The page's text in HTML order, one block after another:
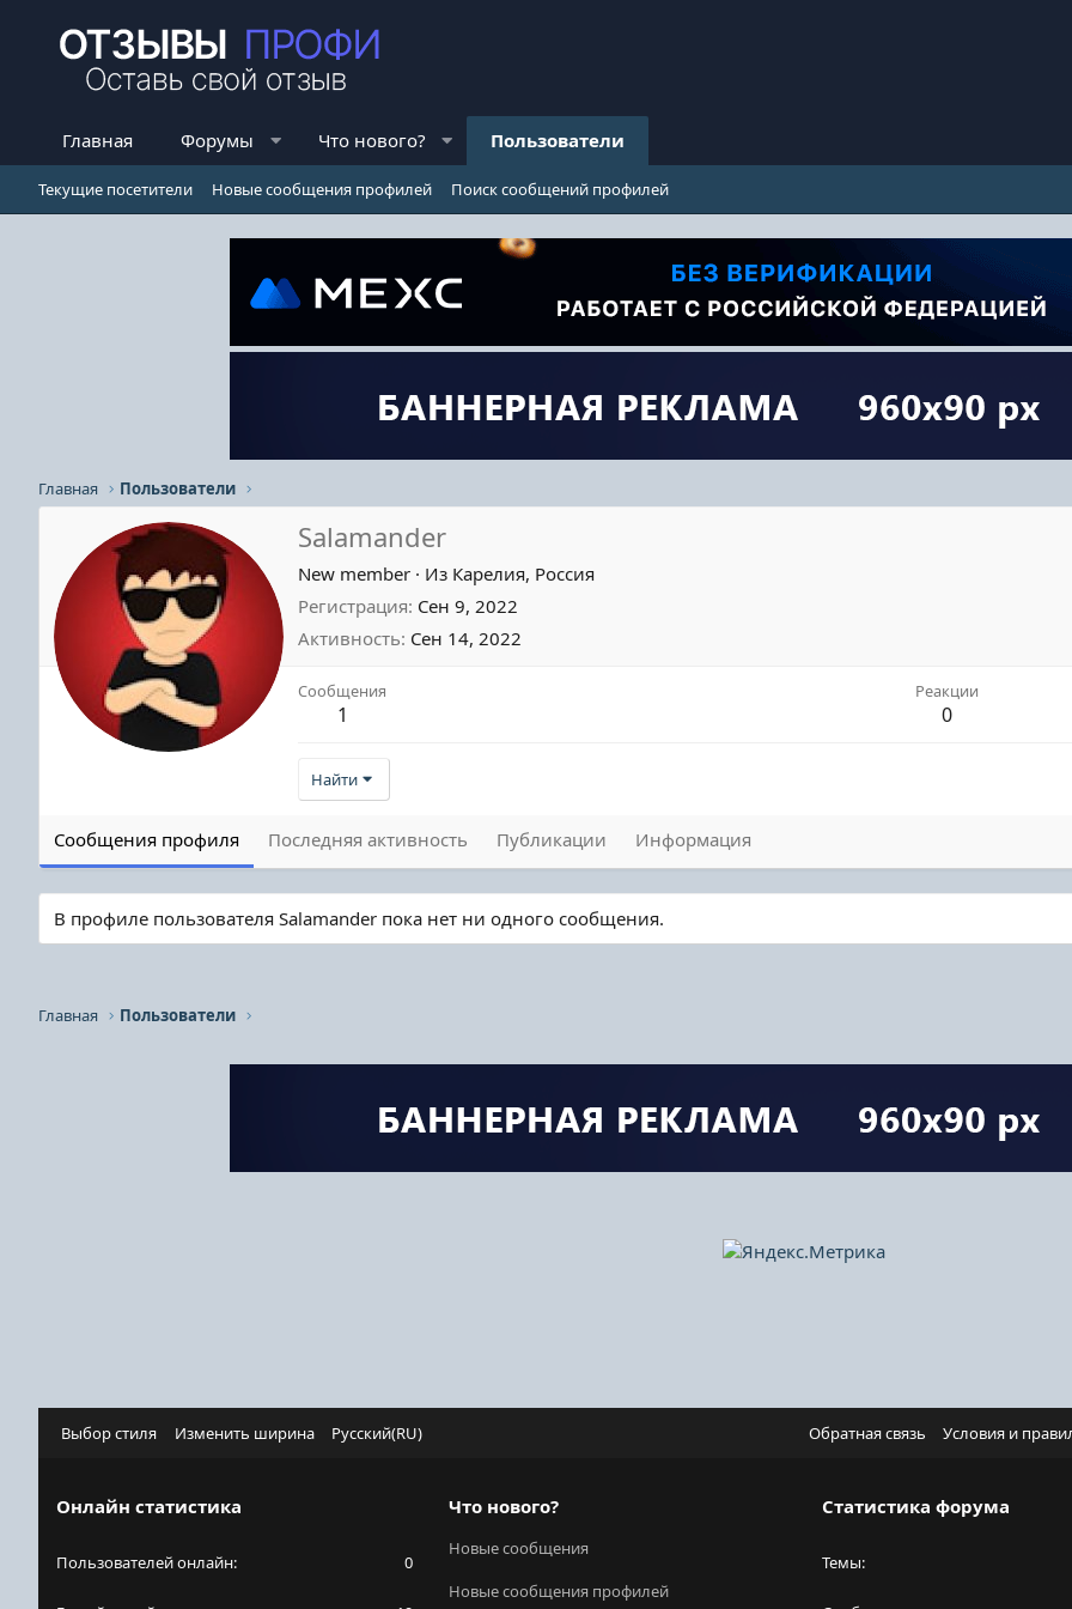
Главная Форумы Что нового? Пользователи
Текущие посетители Новые сообщения профилей Поиск сообщений профилей
Главная Пользователи
Salamander
New member · Из Карелия, Россия
Регистрация Сен 9, 2022
Активность Сен 14, 2022
Сообщения
1
Реакции
0
Найти
Сообщения профиля Последняя активность Публикации Информация
В профиле пользователя Salamander пока нет ни одного сообщения.
Главная Пользователи
Выбор стиля Изменить ширина Русский(RU) Обратная связь Условия и
Онлайн статистика
Пользователей онлайн 0
Что нового?
Новые сообщения
Новые сообщения профилей
Статистика форума
Темы